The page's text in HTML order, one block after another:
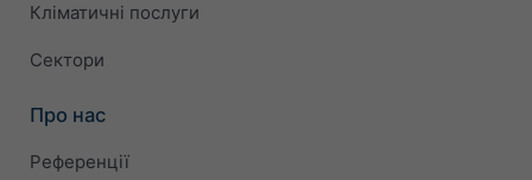
Кліматичні послуги
Сектори
Про нас
Референції